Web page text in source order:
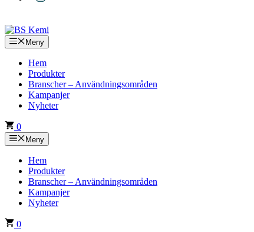
Meny
Hem
Produkter
Branscher – Användningsområden
Kampanjer
Nyheter
0
Meny
Hem
Produkter
Branscher – Användningsområden
Kampanjer
Nyheter
0